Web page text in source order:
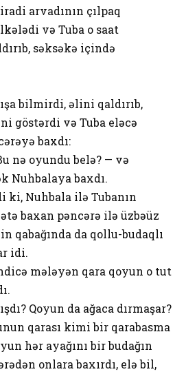
arvadının çılpaq
və Tuba o saat
səksəkə içində
bilmirdi, əlini qaldırıb,
göstərdi və Tuba eləcə
baxdı:
nə oyundu belə? — və
Nuhbalaya baxdı.
ki, Nuhbala ilə Tubanın
baxan pəncərə ilə üzbəüz
qabağında da qollu-budaqlı
idi.
mələyən qara qoyun o tut
Qoyun da ağaca dırmaşar?
qarası kimi bir qarabasma
hər ayağını bir budağın
onlara baxırdı, elə bil,